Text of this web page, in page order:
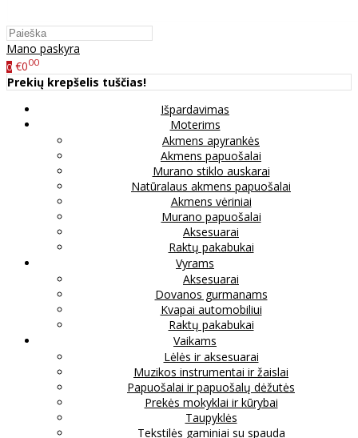
Mano paskyra
0 €000
Prekių krepšelis tuščias!
Išpardavimas
Moterims
Akmens apyrankės
Akmens papuošalai
Murano stiklo auskarai
Natūralaus akmens papuošalai
Akmens vėriniai
Murano papuošalai
Aksesuarai
Raktų pakabukai
Vyrams
Aksesuarai
Dovanos gurmanams
Kvapai automobiliui
Raktų pakabukai
Vaikams
Lėlės ir aksesuarai
Muzikos instrumentai ir žaislai
Papuošalai ir papuošalų dėžutės
Prekės mokyklai ir kūrybai
Taupyklės
Tekstilės gaminiai su spauda